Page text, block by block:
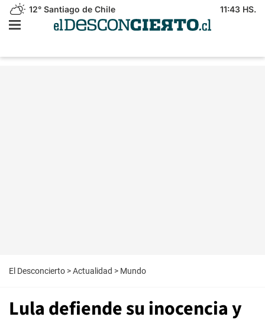
12° Santiago de Chile 11:43 HS.
El Desconcierto >Actualidad > Mundo
Lula defiende su inocencia y